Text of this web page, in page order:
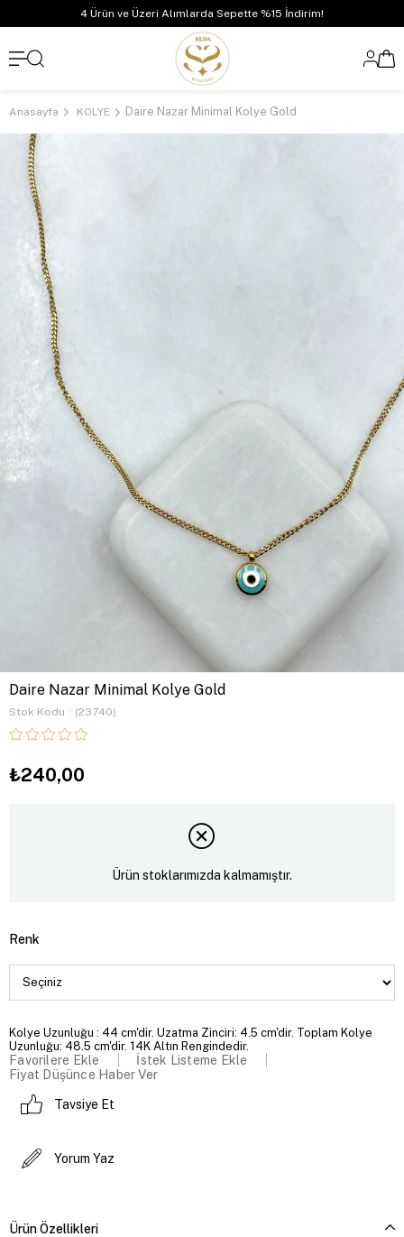
4 Ürün ve Üzeri Alımlarda Sepette %15 İndirim!
Anasayfa KOLYE Daire Nazar Minimal Kolye Gold
Daire Nazar Minimal Kolye Gold
Stok Kodu (23740)
₺240,00
Ürün stoklarımızda kalmamıştır.
Renk
Kolye Uzunluğu : 44 cm'dir. Uzatma Zinciri: 4.5 cm'dir. Toplam Kolye
Uzunluğu: 48.5 cm'dir. 14K Altın Rengindedir.
Favorilere Ekle
İstek Listeme Ekle
Fiyat Düşünce Haber Ver
Tavsiye Et
Yorum Yaz
Ürün Özellikleri